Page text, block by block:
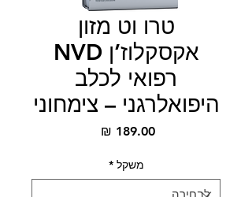
טרו וט מזון
אקסקלוז’ן NVD
רפואי לכלב
היפואלרגני – צימחוני
משקל *